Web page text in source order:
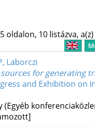
oldalon, 10 listázva,
Laborczi
sources for generating
and Exhibition on
(Egyéb